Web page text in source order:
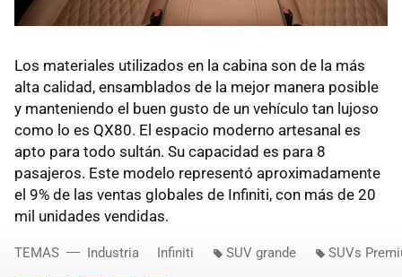
Los materiales utilizados en la cabina son de la más
alta calidad, ensamblados de la mejor manera posible
y manteniendo el buen gusto de un vehículo tan lujoso
como lo es QX80. El espacio moderno artesanal es
apto para todo sultán. Su capacidad es para 8
pasajeros. Este modelo representó aproximadamente
el 9% de las ventas globales de Infiniti, con más de 20
mil unidades vendidas.
TEMAS Industria Infiniti SUV grande SUVs